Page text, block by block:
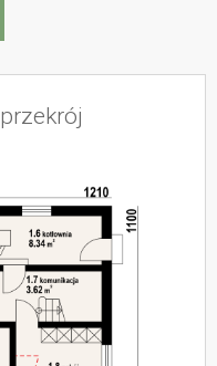
przekrój